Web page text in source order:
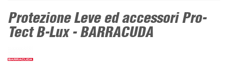
Protezione Leve ed accessori Pro-
Tect B-Lux - BARRACUDA